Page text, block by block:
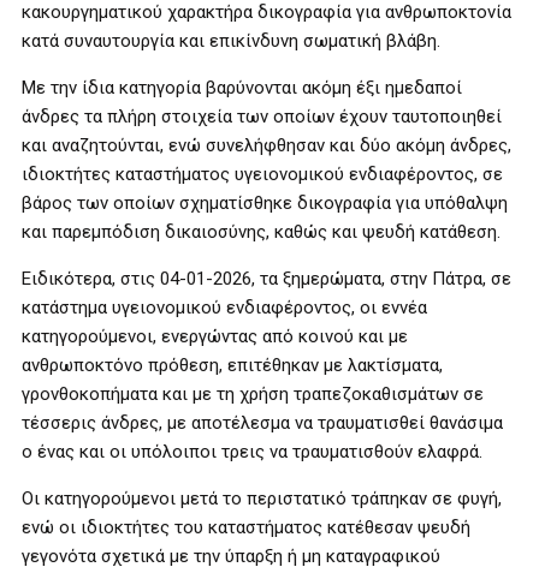
κακουργηματικού χαρακτήρα δικογραφία για ανθρωποκτονία
κατά συναυτουργία και επικίνδυνη σωματική βλάβη.
Με την ίδια κατηγορία βαρύνονται ακόμη έξι ημεδαποί
άνδρες τα πλήρη στοιχεία των οποίων έχουν ταυτοποιηθεί
και αναζητούνται, ενώ συνελήφθησαν και δύο ακόμη άνδρες,
ιδιοκτήτες καταστήματος υγειονομικού ενδιαφέροντος, σε
βάρος των οποίων σχηματίσθηκε δικογραφία για υπόθαλψη
και παρεμπόδιση δικαιοσύνης, καθώς και ψευδή κατάθεση.
Ειδικότερα, στις 04-01-2026, τα ξημερώματα, στην Πάτρα, σε
κατάστημα υγειονομικού ενδιαφέροντος, οι εννέα
κατηγορούμενοι, ενεργώντας από κοινού και με
ανθρωποκτόνο πρόθεση, επιτέθηκαν με λακτίσματα,
γρονθοκοπήματα και με τη χρήση τραπεζοκαθισμάτων σε
τέσσερις άνδρες, με αποτέλεσμα να τραυματισθεί θανάσιμα
ο ένας και οι υπόλοιποι τρεις να τραυματισθούν ελαφρά.
Οι κατηγορούμενοι μετά το περιστατικό τράπηκαν σε φυγή,
ενώ οι ιδιοκτήτες του καταστήματος κατέθεσαν ψευδή
γεγονότα σχετικά με την ύπαρξη ή μη καταγραφικού